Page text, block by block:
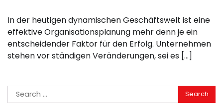
In der heutigen dynamischen Geschäftswelt ist eine
effektive Organisationsplanung mehr denn je ein
entscheidender Faktor für den Erfolg. Unternehmen
stehen vor ständigen Veränderungen, sei es […]
Search
for: